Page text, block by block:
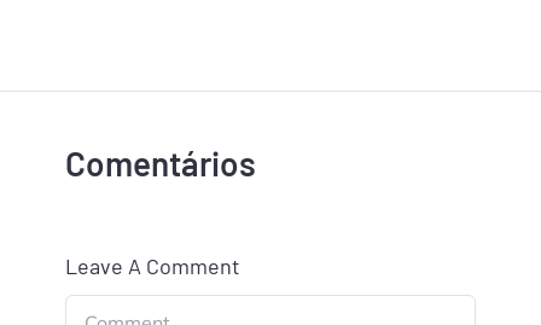
Comentários
Leave A Comment
Comment